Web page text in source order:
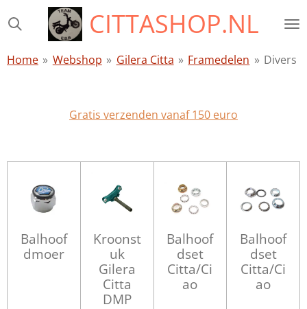
direct
de
CITTASHOP.NL
Home » Webshop » Gilera Citta » Framedelen » Divers
Gratis verzenden vanaf 150 euro
Balhoof
dmoer
Kroonst
uk
Gilera
Citta
DMP
Balhoof
dset
Citta/Ci
ao
Balhoof
dset
Citta/Ci
ao